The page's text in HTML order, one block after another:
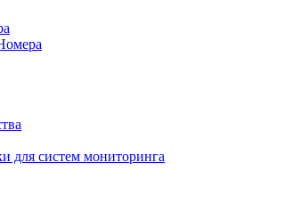
для систем мониторинга